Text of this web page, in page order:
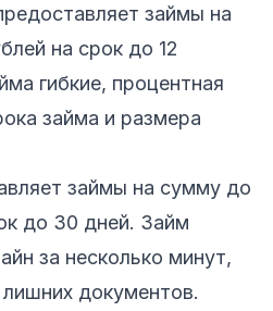
займы на
на срок до 12
гибкие, процентная
займа и размера
займы на сумму до
до 30 дней. Займ
за несколько минут,
документов.